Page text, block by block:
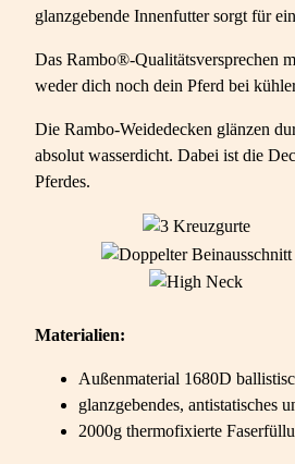
glanzgebende Innenfutter sorgt für
Das Rambo®-Qualitätsversprechen
weder dich noch dein Pferd bei
Die Rambo-Weidedecken glänzen
absolut wasserdicht. Dabei ist die
Pferdes.
Materialien:
Außenmaterial 1680D
glanzgebendes, antistatisches
2000g thermofixierte